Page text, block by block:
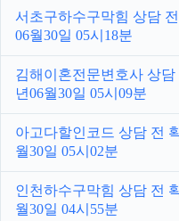
서초구하수구막힘 상담
06월30일 05시18분
김해이혼전문변호사 상담
년06월30일 05시09분
아고다할인코드 상담 전
월30일 05시02분
인천하수구막힘 상담 전
월30일 04시55분